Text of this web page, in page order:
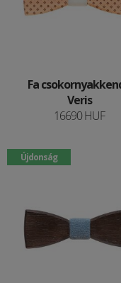
Fa
Veris
16690 HUF
Újdonság